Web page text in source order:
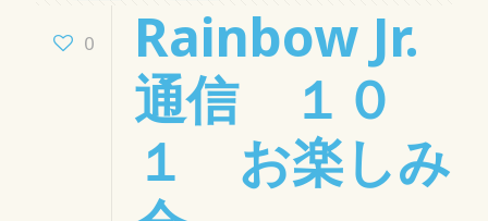
0
Rainbow Jr.
通信 １０
１ お楽しみ